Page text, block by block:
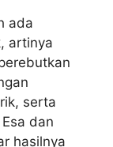
ada
artinya
serta
dan
hasilnya